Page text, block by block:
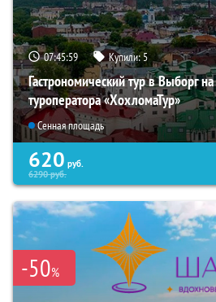
07:45:57 Купили:5
Гастрономический тур в Выборг
туроператора «ХохломаТур»
Сенная площадь
620 руб.
6290руб.
-50%